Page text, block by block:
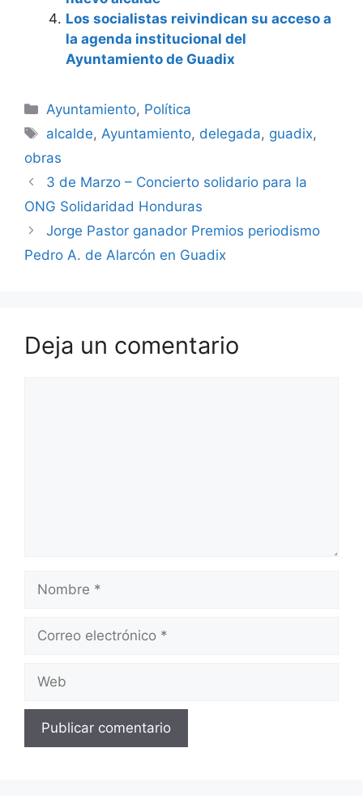
Los socialistas reivindican su acceso a
la agenda institucional del
Ayuntamiento de Guadix
Categorías
Ayuntamiento, Política
Etiquetas
alcalde, Ayuntamiento, delegada, guadix,
obras
3 de Marzo – Concierto solidario para la
ONG Solidaridad Honduras
Jorge Pastor ganador Premios periodismo
Pedro A. de Alarcón en Guadix
Deja un comentario
electrónico